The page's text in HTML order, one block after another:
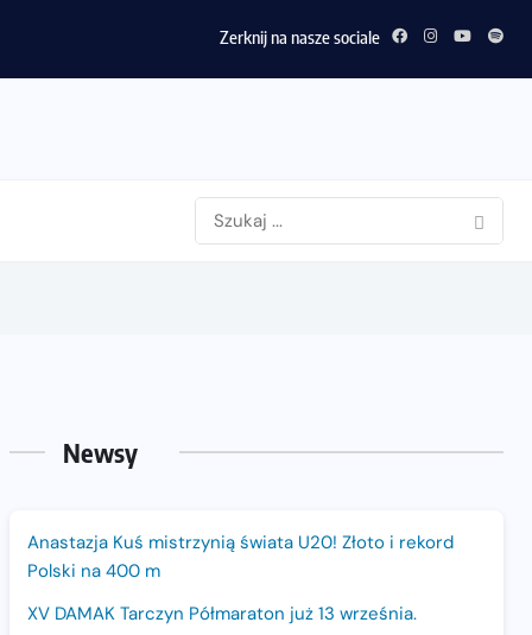
Zerknij na nasze sociale
Newsy
Anastazja Kuś mistrzynią świata U20! Złoto i rekord
Polski na 400 m
XV DAMAK Tarczyn Półmaraton już 13 września.